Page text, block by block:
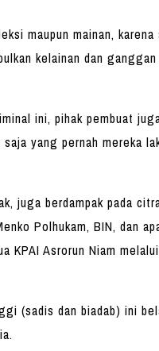
maupun mainan, karena
kelainan dan
ini, pihak pembuat
yang pernah mereka
juga berdampak pada
Polhukam, BIN, dan
KPAI Asrorun Niam
(sadis dan biadab) ini